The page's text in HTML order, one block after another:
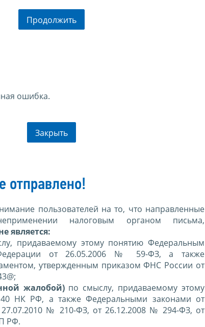
Продолжить
ошибка.
Закрыть
отправлено!
пользователей на то, что направленные
налоговым органом письма,
является:
придаваемому этому понятию Федеральным
от 26.05.2006 № 59-ФЗ, а также
утвержденным приказом ФНС России от
жалобой)по смыслу, придаваемому этому
НК РФ, а также Федеральными законами от
№ 210-ФЗ, от 26.12.2008 № 294-ФЗ, от
РФ.